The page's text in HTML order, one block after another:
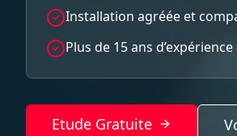
Installation agréée et
Plus de 15 ans
Etude Gratuite